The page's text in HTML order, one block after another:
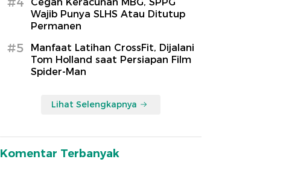
Wajib Punya SLHS Atau Ditutup
Permanen
#5
Manfaat Latihan CrossFit, Dijalani
Tom Holland saat Persiapan Film
Spider-Man
Lihat Selengkapnya
Komentar Terbanyak